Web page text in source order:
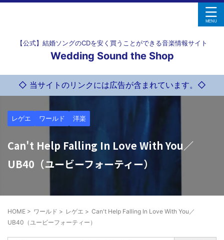
【公式】結婚ソングのCDを安く買うことができる音楽情報サイト
Wedding Sound the Shop
◇ 当サイトのリンクには広告が含まれています。◇
レゲエ ワールド 洋楽
Can't Help Falling In Love With You／
UB40（ユービーフォーティー）
HOME > ワールド > レゲエ > Can't Help Falling In Love With You／
UB40（ユービーフォーティー）